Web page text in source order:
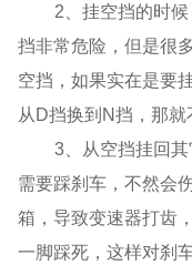
2、挂空挡的时
挡非常危险，但是很
空挡，如果实在是要
从D挡换到N挡，那就
3、从空挡挂回
需要踩刹车，不然会
箱，导致变速器打齿
一脚踩死，这样对刹